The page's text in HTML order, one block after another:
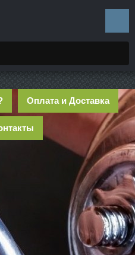
Оплата и Доставка